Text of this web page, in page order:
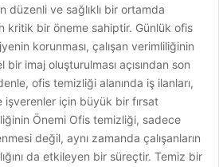
düzenli ve sağlıklı bir ortamda
kritik bir öneme sahiptir. Günlük ofis
korunması, çalışan verimliliğinin
bir imaj oluşturulması açısından son
ofis temizliği alanında iş ilanları,
işverenler için büyük bir fırsat
Önemi Ofis temizliği, sadece
değil, aynı zamanda çalışanların
da etkileyen bir süreçtir. Temiz bir